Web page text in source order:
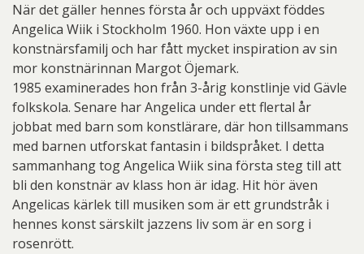
När det gäller hennes första år och uppväxt föddes
Angelica Wiik i Stockholm 1960. Hon växte upp i en
konstnärsfamilj och har fått mycket inspiration av sin
mor konstnärinnan Margot Öjemark.
1985 examinerades hon från 3-årig konstlinje vid Gävle
folkskola. Senare har Angelica under ett flertal år
jobbat med barn som konstlärare, där hon tillsammans
med barnen utforskat fantasin i bildspråket. I detta
sammanhang tog Angelica Wiik sina första steg till att
bli den konstnär av klass hon är idag. Hit hör även
Angelicas kärlek till musiken som är ett grundstråk i
hennes konst särskilt jazzens liv som är en sorg i
rosenrött.